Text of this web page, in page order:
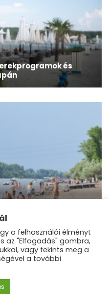
és
Mommy Blog |
a felhasználói élményt
az "Elfogadás" gombra,
vagy tekints meg a
a további